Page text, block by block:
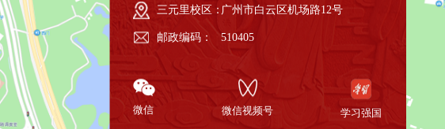
三元里校区：广州市白云区机场路12号
邮政编码： 510405
微信 微信视频号 学习强国